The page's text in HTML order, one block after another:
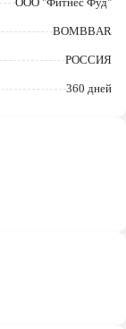
BOMBBAR
РОССИЯ
360 дней